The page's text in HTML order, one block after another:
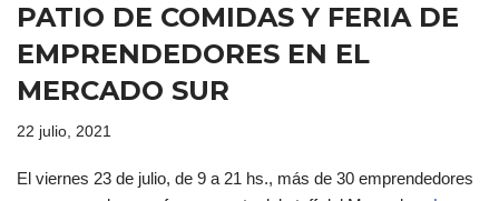
PATIO DE COMIDAS Y FERIA DE
EMPRENDEDORES EN EL
MERCADO SUR
22 julio, 2021
El viernes 23 de julio, de 9 a 21 hs., más de 30 emprendedores